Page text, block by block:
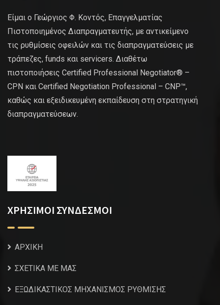
Είμαι ο Γεώργιος Φ. Κοντός, Επαγγελματίας
Πιστοποιημένος Διαπραγματευτής, με αντικείμενο
τις ρυθμίσεις οφειλών και τις διαπραγματεύσεις με
τράπεζες, funds και servicers. Διαθέτω
πιστοποιήσεις Certified Professional Negotiator® –
CPN και Certified Negotiation Professional – CNP™,
καθώς και εξειδικευμένη εκπαίδευση στη στρατηγική
διαπραγματεύσεων.
ΧΡΗΣΙΜΟΙ ΣΥΝΔΕΣΜΟΙ
ΑΡΧΙΚΗ
ΣΧΕΤΙΚΑ ΜΕ ΜΑΣ
ΕΞΩΔΙΚΑΣΤΙΚΟΣ ΜΗΧΑΝΙΣΜΟΣ ΡΥΘΜΙΣΗΣ